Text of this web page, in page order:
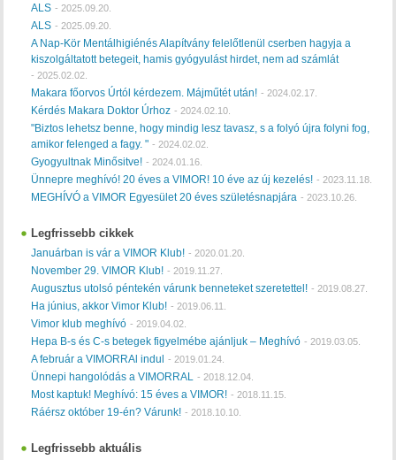
ALS - 2025.09.20.
ALS - 2025.09.20.
A Nap-Kör Mentálhigiénés Alapítvány felelőtlenül cserben hagyja a
kiszolgáltatott betegeit, hamis gyógyulást hirdet, nem ad számlát
- 2025.02.02.
Makara főorvos Úrtól kérdezem. Májműtét után! - 2024.02.17.
Kérdés Makara Doktor Úrhoz - 2024.02.10.
"Biztos lehetsz benne, hogy mindig lesz tavasz, s a folyó újra folyni fog,
amikor felenged a fagy. " - 2024.02.02.
Gyogyultnak Minősitve! - 2024.01.16.
Ünnepre meghívó! 20 éves a VIMOR! 10 éve az új kezelés! - 2023.11.18.
MEGHÍVÓ a VIMOR Egyesület 20 éves születésnapjára - 2023.10.26.
Legfrissebb cikkek
Januárban is vár a VIMOR Klub! - 2020.01.20.
November 29. VIMOR Klub! - 2019.11.27.
Augusztus utolsó péntekén várunk benneteket szeretettel! - 2019.08.27.
Ha június, akkor Vimor Klub! - 2019.06.11.
Vimor klub meghívó - 2019.04.02.
Hepa B-s és C-s betegek figyelmébe ajánljuk – Meghívó - 2019.03.05.
A február a VIMORRAl indul - 2019.01.24.
Ünnepi hangolódás a VIMORRAL - 2018.12.04.
Most kaptuk! Meghívó: 15 éves a VIMOR! - 2018.11.15.
Ráérsz október 19-én? Várunk! - 2018.10.10.
Legfrissebb aktuális